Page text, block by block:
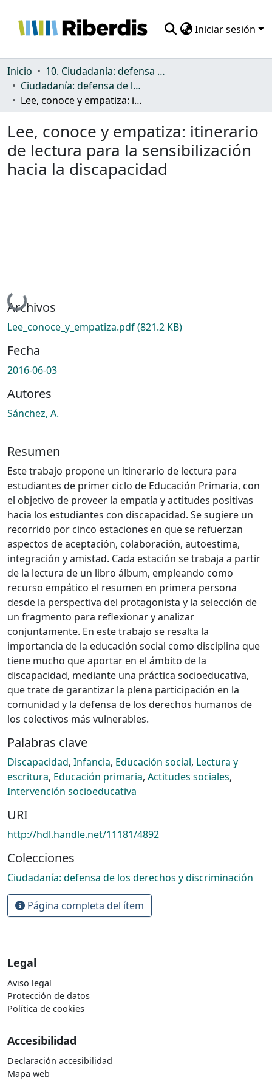
Iniciar sesión
Comunidades
Todo DSpace
Inicio
10. Ciudadanía: defensa de los derechos y discriminación
Ciudadanía: defensa de los derechos y discriminación
Lee, conoce y empatiza: itinerario de lectura para la sensibilización hacia la discapacidad
Lee, conoce y empatiza: itinerario
de lectura para la sensibilización
hacia la discapacidad
Cargando...
Archivos
Lee_conoce_y_empatiza.pdf(821.2 KB)
Fecha
2016-06-03
Autores
Sánchez, A.
Resumen
Este trabajo propone un itinerario de lectura para
estudiantes de primer ciclo de Educación Primaria, con
el objetivo de proveer la empatía y actitudes positivas
hacia los estudiantes con discapacidad. Se sugiere un
recorrido por cinco estaciones en que se refuerzan
aspectos de aceptación, colaboración, autoestima,
integración y amistad. Cada estación se trabaja a partir
de la lectura de un libro álbum, empleando como
recurso empático el resumen en primera persona
desde la perspectiva del protagonista y la selección de
un fragmento para reflexionar y analizar
conjuntamente. En este trabajo se resalta la
importancia de la educación social como disciplina que
tiene mucho que aportar en el ámbito de la
discapacidad, mediante una práctica socioeducativa,
que trate de garantizar la plena participación en la
comunidad y la defensa de los derechos humanos de
los colectivos más vulnerables.
Palabras clave
Discapacidad, Infancia, Educación social, Lectura y
escritura, Educación primaria, Actitudes sociales,
Intervención socioeducativa
URI
http://hdl.handle.net/11181/4892
Colecciones
Ciudadanía: defensa de los derechos y discriminación
Página completa del ítem
Legal
Aviso legal
Protección de datos
Política de cookies
Accesibilidad
Declaración accesibilidad
Mapa web